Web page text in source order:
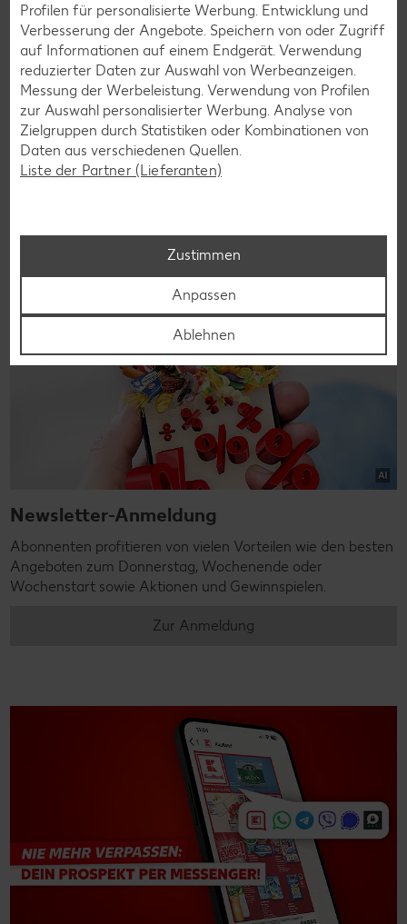
Services
Unsere Serviceleistungen
Deine Zufriedenheit ist für uns die oberste Priorität. Unser
Kundenversprechen und die Services, die wir anbieten,
siehst du hier auf einen Blick. Verpasse jetzt auch keine
Angebote und Aktionen mehr und lasse dich per
Newsletter-Anmeldung
Abonnenten profitieren von vielen Vorteilen wie den besten
Angeboten zum Donnerstag, Wochenende oder
Wochenstart sowie Aktionen und Gewinnspielen.
Zur Anmeldung
Profilen für personalisierte Werbung. Entwicklung und
Verbesserung der Angebote. Speichern von oder Zugriff
auf Informationen auf einem Endgerät. Verwendung
reduzierter Daten zur Auswahl von Werbeanzeigen.
Messung der Werbeleistung. Verwendung von Profilen
zur Auswahl personalisierter Werbung. Analyse von
Zielgruppen durch Statistiken oder Kombinationen von
Daten aus verschiedenen Quellen.
Liste der Partner (Lieferanten)
Zustimmen
Anpassen
Ablehnen